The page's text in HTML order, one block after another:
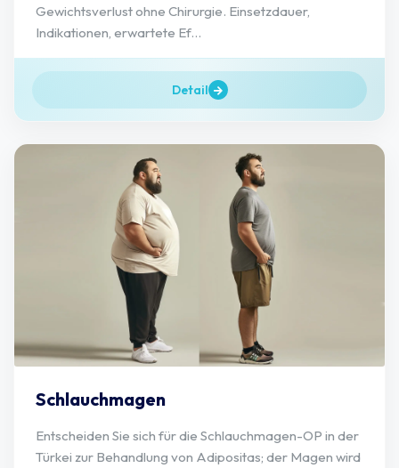
Gewichtsverlust ohne Chirurgie. Einsetzdauer,
Indikationen, erwartete Ef...
Detail
Schlauchmagen
Entscheiden Sie sich für die Schlauchmagen-OP in der
Türkei zur Behandlung von Adipositas; der Magen wird